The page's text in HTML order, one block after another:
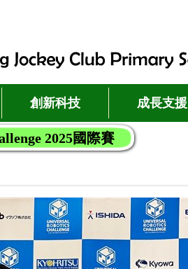
創新科技 成長支援
2025國際賽